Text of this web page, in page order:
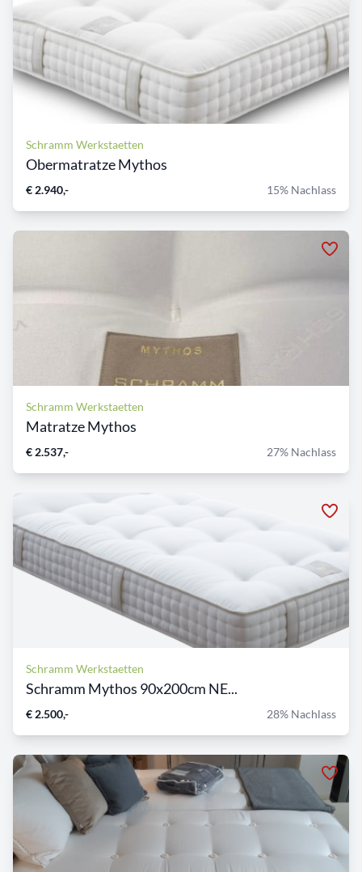
Schramm Werkstaetten
Obermatratze Mythos
€ 2.940,- 15% Nachlass
Schramm Werkstaetten
Matratze Mythos
€ 2.537,- 27% Nachlass
Schramm Werkstaetten
Schramm Mythos 90x200cm NE...
€ 2.500,- 28% Nachlass